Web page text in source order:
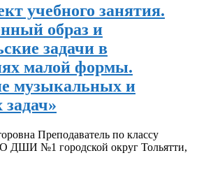
учебного занятия.
образ и
задачи в
малой формы.
музыкальных и
задач»
Преподаватель по классу
ДШИ №1 городской округ Тольятти,